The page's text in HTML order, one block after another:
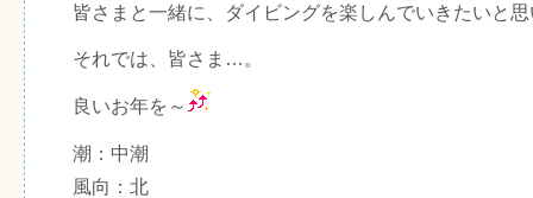
皆さまと一緒に、ダイビングを楽しんでいきたいと
それでは、皆さま…。
良いお年を～
潮：中潮
風向：北